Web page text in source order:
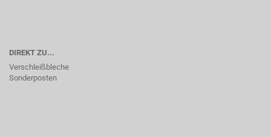
DIREKT ZU...
Verschleißbleche
Sonderposten